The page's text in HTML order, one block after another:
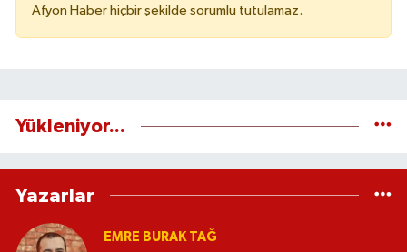
Afyon Haber hiçbir şekilde sorumlu tutulamaz.
Yükleniyor...
Yazarlar
EMRE BURAK TAĞ